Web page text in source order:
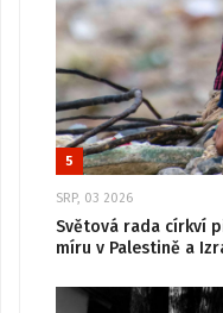
5
SRP, 03 2026
Světová rada církví
míru v Palestině a